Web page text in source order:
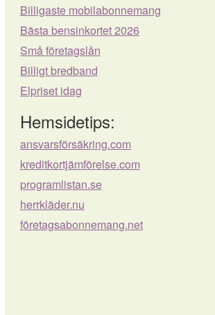
Billigaste mobilabonnemang
Bästa bensinkortet 2026
Små företagslån
Billigt bredband
Elpriset idag
Hemsidetips:
ansvarsförsäkring.com
kreditkortjämförelse.com
programlistan.se
herrkläder.nu
företagsabonnemang.net